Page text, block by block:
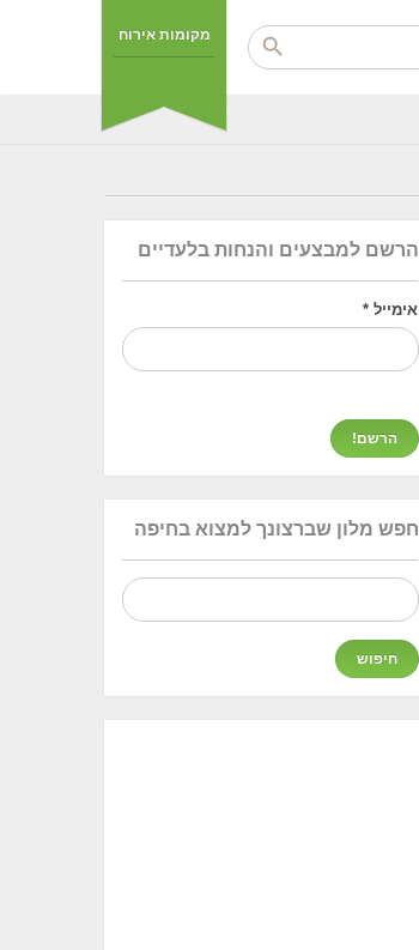
מקומות אירוח
הרשם למבצעים והנחות בלעדיים
אימייל*
חפש מלון שברצונך למצוא בחיפה
חיפוש: